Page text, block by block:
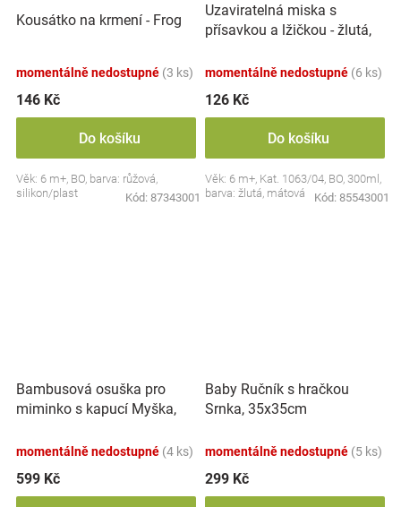
Kousátko na krmení - Frog
momentálně nedostupné (3 ks)
146 Kč
Do košíku
Věk: 6 m+, BO, barva: růžová,
silikon/plast
Kód: 87343001
Uzaviratelná miska s
přísavkou a lžičkou - žlutá,
momentálně nedostupné (6 ks)
126 Kč
Do košíku
Věk: 6 m+, Kat. 1063/04, BO, 300ml,
barva: žlutá, mátová
Kód: 85543001
Bambusová osuška pro
miminko s kapucí Myška,
momentálně nedostupné (4 ks)
599 Kč
Baby Ručník s hračkou
Srnka, 35x35cm
momentálně nedostupné (5 ks)
299 Kč